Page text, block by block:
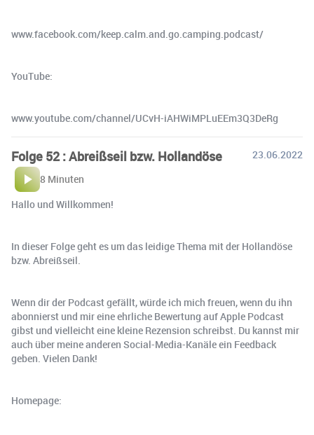
www.facebook.com/keep.calm.and.go.camping.podcast/
YouTube:
www.youtube.com/channel/UCvH-iAHWiMPLuEEm3Q3DeRg
Folge 52 : Abreißseil bzw. Hollandöse
23.06.2022
8 Minuten
Hallo und Willkommen!
In dieser Folge geht es um das leidige Thema mit der Hollandöse
bzw. Abreißseil.
Wenn dir der Podcast gefällt, würde ich mich freuen, wenn du ihn
abonnierst und mir eine ehrliche Bewertung auf Apple Podcast
gibst und vielleicht eine kleine Rezension schreibst. Du kannst mir
auch über meine anderen Social-Media-Kanäle ein Feedback
geben. Vielen Dank!
Homepage: